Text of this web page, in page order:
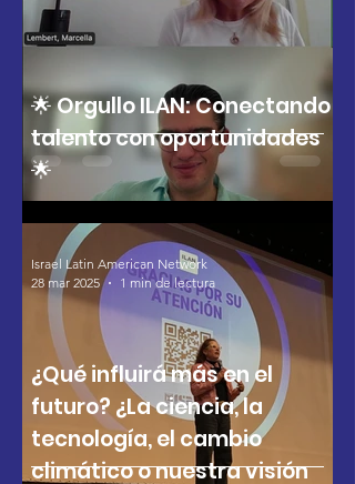
🌟 Orgullo ILAN: Conectando
talento con oportunidades
🌟
¿Qué influirá más en el
futuro? ¿La ciencia, la
tecnología, el cambio
climático o nuestra visión
Israel Latin American Network
28 mar 2025
1 min de lectura